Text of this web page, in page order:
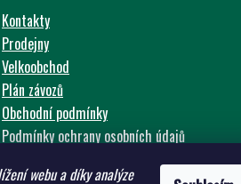
webu a díky analýze
Kontakty
Prodejny
Velkoobchod
Plán závozů
Obchodní podmínky
Podmínky ochrany osobních údajů
ADW - zemědělství pro budoucnost